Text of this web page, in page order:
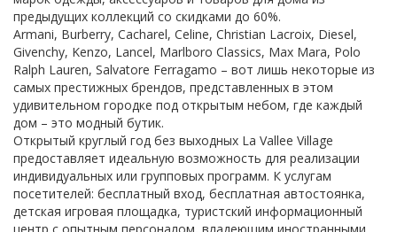
предыдущих коллекций со скидками до 60%.
Armani, Burberry, Cacharel, Celine, Christian Lacroix, Diesel,
Givenchy, Kenzo, Lancel, Marlboro Classics, Max Mara, Polo
Ralph Lauren, Salvatore Ferragamo – вот лишь некоторые из
самых престижных брендов, представленных в этом
удивительном городке под открытым небом, где каждый
дом – это модный бутик.
Открытый круглый год без выходных La Vallee Village
предоставляет идеальную возможность для реализации
индивидуальных или групповых программ. К услугам
посетителей: бесплатный вход, бесплатная автостоянка,
детская игровая площадка, туристский информационный